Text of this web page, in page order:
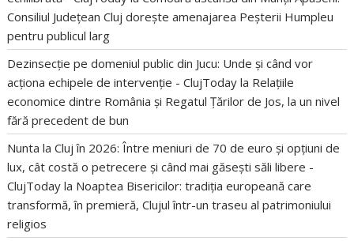
Consiliul Județean Cluj dorește amenajarea Peșterii Humpleu
pentru publicul larg
Dezinsecție pe domeniul public din Jucu: Unde și când vor
acționa echipele de intervenție - ClujToday la Relațiile
economice dintre România și Regatul Țărilor de Jos, la un nivel
fără precedent de bun
Nunta la Cluj în 2026: Între meniuri de 70 de euro și opțiuni de
lux, cât costă o petrecere și când mai găsești săli libere -
ClujToday la Noaptea Bisericilor: tradiția europeană care
transformă, în premieră, Clujul într-un traseu al patrimoniului
religios